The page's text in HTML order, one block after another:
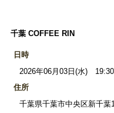
千葉 COFFEE RIN
日時
2026年06月03日(水)
住所
千葉県千葉市中央区新千